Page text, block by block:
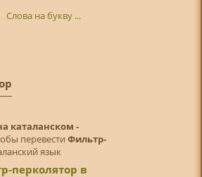
Слова на букву ...
каталанском -
перевести Фильтр-
язык
перколятор в